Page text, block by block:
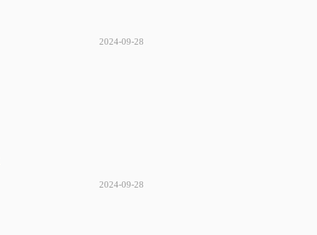
2024-09-28
2024-09-28